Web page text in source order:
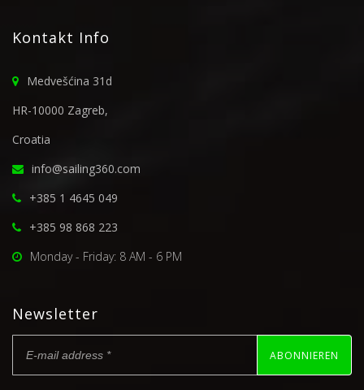
Kontakt Info
Medvešćina 31d
HR-10000 Zagreb,
Croatia
info@sailing360.com
+385 1 4645 049
+385 98 868 223
Monday - Friday: 8 AM - 6 PM
Newsletter
ABONNIEREN